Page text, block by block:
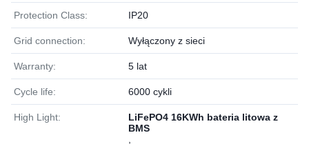
Protection Class: IP20
Grid connection: Wyłączony z sieci
Warranty: 5 lat
Cycle life: 6000 cykli
High Light:
LiFePO4 16KWh bateria litowa z
BMS